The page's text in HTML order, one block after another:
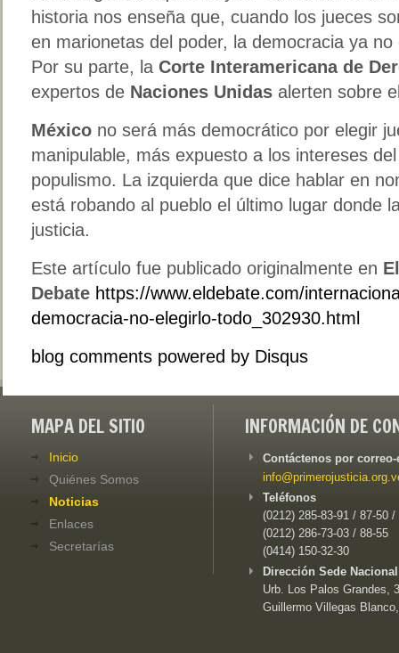
historia nos enseña que, cuando los jueces
en marionetas del poder, la democracia ya
Por su parte, la Corte Interamericana de
expertos de Naciones Unidas alerten sobre
México no será más democrático por elegir
manipulable, más expuesto a los intereses
populismo. La izquierda que dice hablar en
está robando al pueblo el último lugar donde
justicia.
Este artículo fue publicado originalmente en El
Debate https://www.eldebate.com/
democracia-no-elegirlo-todo_302930.html
blog comments powered by Disqus
MAPA DEL SITIO
Inicio
Quiénes Somos
Noticias
Enlaces
Secretarías
INFORMACIÓN DE
Contáctenos por
Teléfonos
(0212) 285-83-91 / 87-50 /
(0212) 286-73-03 / 88-55
(0414) 150-32-30
Dirección Sede
Urb. Los Palos Grandes,
Guillermo Villegas